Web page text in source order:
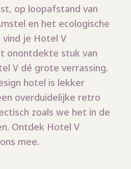
op loopafstand van
en het ecologische
vind je Hotel V
onontdekte stuk van
V dé grote verrassing.
hotel is lekker
overduidelijke retro
zoals we het in de
Ontdek Hotel V
mee.